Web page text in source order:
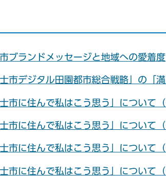
ランドメッセージと地域への愛着度
デジタル田園都市総合戦略」の「満
に住んで私はこう思う」について（
に住んで私はこう思う」について（
に住んで私はこう思う」について（
に住んで私はこう思う」について（